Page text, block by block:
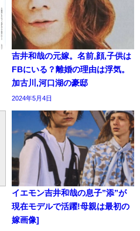
吉井和哉の元嫁。名前,顔,子供は
FBにいる？離婚の理由は浮気。
加古川,河口湖の豪邸
2024年5月4日
イエモン吉井和哉の息子”添”が
現在モデルで活躍!母親は最初の
嫁画像]